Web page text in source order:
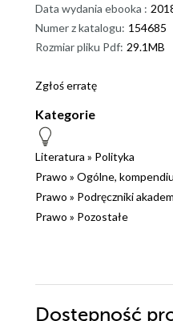
Data wydania ebooka :
Numer z katalogu: 154685
Rozmiar pliku Pdf: 29.1MB
Zgłoś erratę
Kategorie
Literatura » Polityka
Prawo » Ogólne,
Prawo » Podręczniki
Prawo » Pozostałe
Dostępność